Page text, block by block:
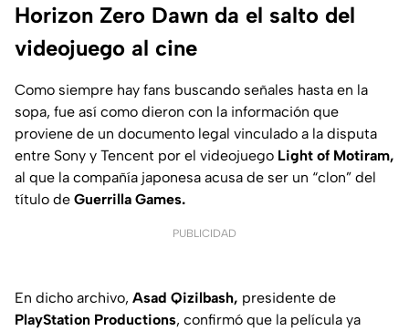
Horizon Zero Dawn da el salto del
videojuego al cine
Como siempre hay fans buscando señales hasta en la
sopa, fue así como dieron con la información que
proviene de un documento legal vinculado a la disputa
entre Sony y Tencent por el videojuego Light of Motiram,
al que la compañía japonesa acusa de ser un “clon” del
título de Guerrilla Games.
PUBLICIDAD
En dicho archivo, Asad Qizilbash, presidente de
PlayStation Productions, confirmó que la película ya